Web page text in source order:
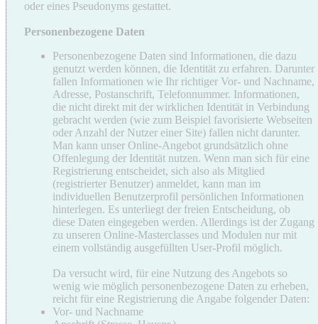
oder eines Pseudonyms gestattet.
Personenbezogene Daten
Personenbezogene Daten sind Informationen, die dazu
genutzt werden können, die Identität zu erfahren. Darunter
fallen Informationen wie Ihr richtiger Vor- und Nachname,
Adresse, Postanschrift, Telefonnummer. Informationen,
die nicht direkt mit der wirklichen Identität in Verbindung
gebracht werden (wie zum Beispiel favorisierte Webseiten
oder Anzahl der Nutzer einer Site) fallen nicht darunter.
Man kann unser Online-Angebot grundsätzlich ohne
Offenlegung der Identität nutzen. Wenn man sich für eine
Registrierung entscheidet, sich also als Mitglied
(registrierter Benutzer) anmeldet, kann man im
individuellen Benutzerprofil persönlichen Informationen
hinterlegen. Es unterliegt der freien Entscheidung, ob
diese Daten eingegeben werden. Allerdings ist der Zugang
zu unseren Online-Masterclasses und Modulen nur mit
einem vollständig ausgefüllten User-Profil möglich.
Da versucht wird, für eine Nutzung des Angebots so
wenig wie möglich personenbezogene Daten zu erheben,
reicht für eine Registrierung die Angabe folgender Daten:
Vor- und Nachname